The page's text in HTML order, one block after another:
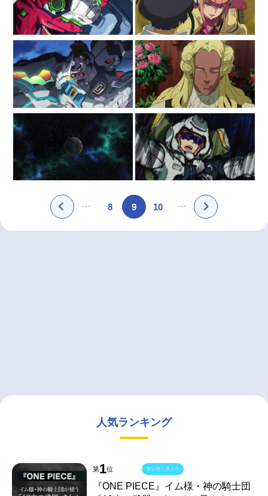
8 9 10
人気ランキング
第1位
『ONE PIECE』イム様・神の騎士団
マンガ・ラノベ